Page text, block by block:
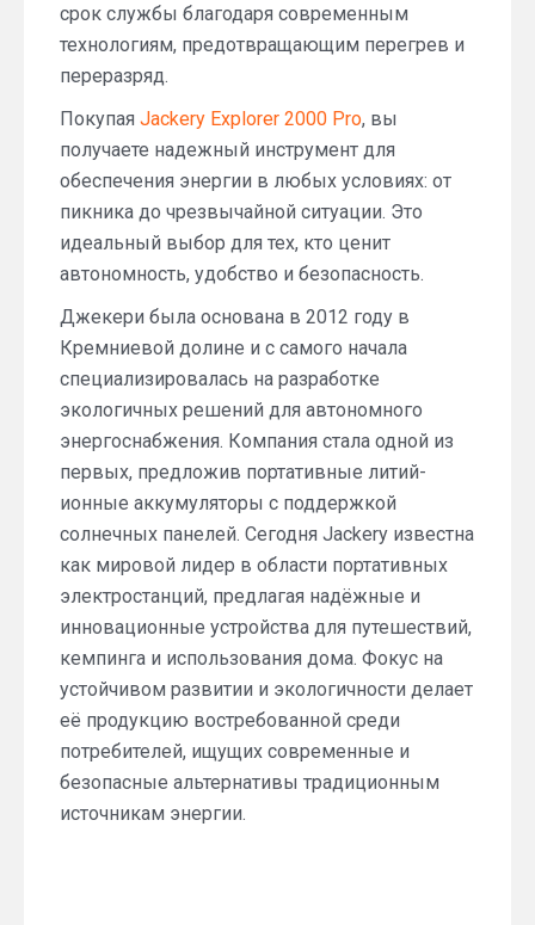
срок службы благодаря современным
технологиям, предотвращающим перегрев и
переразряд.
Покупая Jackery Explorer 2000 Pro, вы
получаете надежный инструмент для
обеспечения энергии в любых условиях: от
пикника до чрезвычайной ситуации. Это
идеальный выбор для тех, кто ценит
автономность, удобство и безопасность.
Джекери была основана в 2012 году в
Кремниевой долине и с самого начала
специализировалась на разработке
экологичных решений для автономного
энергоснабжения. Компания стала одной из
первых, предложив портативные литий-
ионные аккумуляторы с поддержкой
солнечных панелей. Сегодня Jackery известна
как мировой лидер в области портативных
электростанций, предлагая надёжные и
инновационные устройства для путешествий,
кемпинга и использования дома. Фокус на
устойчивом развитии и экологичности делает
её продукцию востребованной среди
потребителей, ищущих современные и
безопасные альтернативы традиционным
источникам энергии.